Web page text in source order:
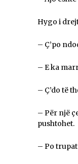
Hygo i
– Ç’po
– E ka
– Ç’do të
– Për një
pushtohet.
– Po